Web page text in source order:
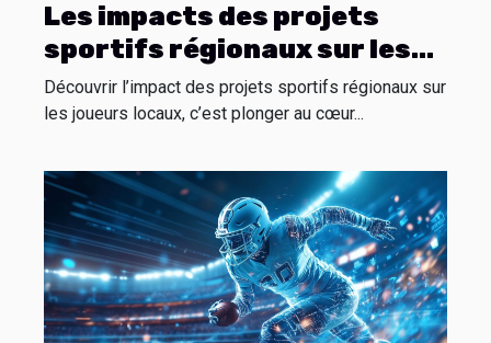
Les impacts des projets
sportifs régionaux sur les
joueurs locaux
Découvrir l’impact des projets sportifs régionaux sur
les joueurs locaux, c’est plonger au cœur...